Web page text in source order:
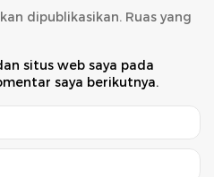
dipublikasikan. Ruas yang
situs web saya pada
saya berikutnya.